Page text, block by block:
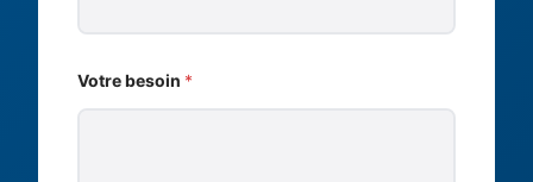
Votre besoin *